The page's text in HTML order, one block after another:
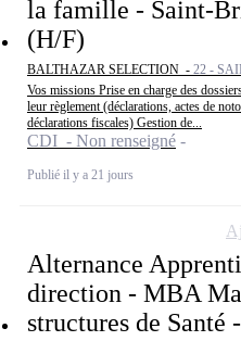
la famille - Saint-
(H/F)
BALTHAZAR SELECTION - 22 -
Vos missions Prise en charge des
leur règlement (déclarations, actes de
déclarations fiscales) Gestion de...
CDI - Non renseigné
Publié il y a 21 jours
Alternance
direction - MBA
structures de